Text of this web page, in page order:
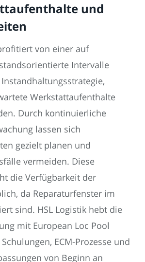
und
von einer auf
Intervalle
Werkstattaufenthalte
Durch kontinuierliche
lassen sich
gezielt planen und
vermeiden. Diese
die Verfügbarkeit der
da Reparaturfenster im
sind. HSL Logistik hebt die
mit European Loc Pool
ECM-Prozesse und
von Beginn an